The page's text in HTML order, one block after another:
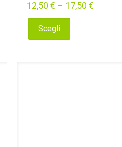
12,50 € – 17,50 €
Scegli